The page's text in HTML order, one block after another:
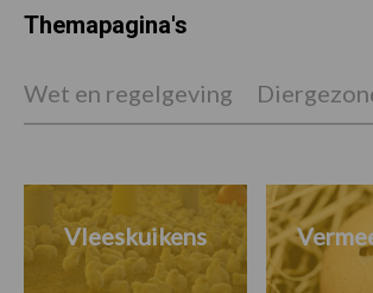
Themapagina's
Wet en regelgeving
Vleeskuikens